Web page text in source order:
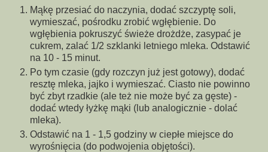
Mąkę przesiać do naczynia, dodać szczyptę soli,
wymieszać, pośrodku zrobić wgłębienie. Do
wgłębienia pokruszyć świeże drożdże, zasypać je
cukrem, zalać 1/2 szklanki letniego mleka. Odstawić
na 10 - 15 minut.
Po tym czasie (gdy rozczyn już jest gotowy), dodać
resztę mleka, jajko i wymieszać. Ciasto nie powinno
być zbyt rzadkie (ale też nie może być za gęste) -
dodać wtedy łyżkę mąki (lub analogicznie - dolać
mleka).
Odstawić na 1 - 1,5 godziny w ciepłe miejsce do
wyrośnięcia (do podwojenia objętości).